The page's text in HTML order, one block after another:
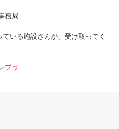
務局
いる施設さんが、受け取ってく
プラ